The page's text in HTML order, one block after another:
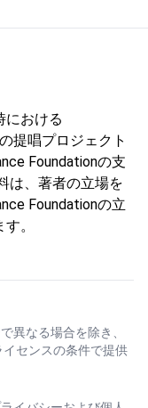
における
提唱プロジェクト
Foundationの支
は、著者の立場を
Foundationの立
。
異なる場合を除き、
センスの条件で提供